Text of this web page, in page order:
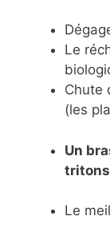
Le
Chute
(les
Un
Le